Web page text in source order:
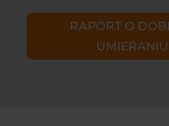
RAPORT O
UMIERANIU